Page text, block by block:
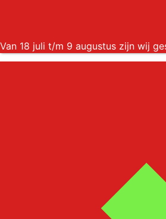
Van 18 juli t/m 9 augustus zijn wij